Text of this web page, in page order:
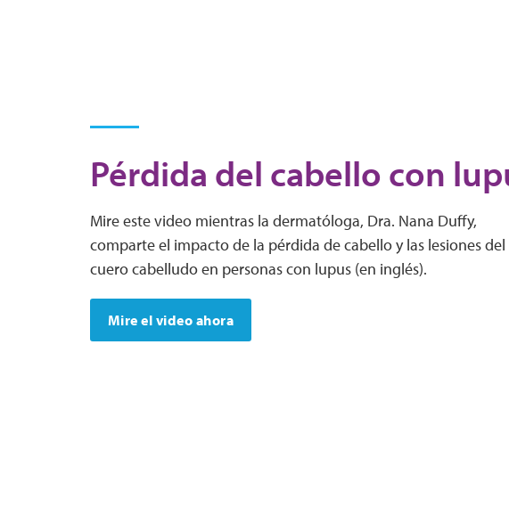
Pérdida del cabello con
Mire este video mientras la dermatóloga, Dra. Nana Duffy,
comparte el impacto de la pérdida de cabello y las lesiones del
cuero cabelludo en personas con lupus (en inglés).
Mire el video ahora